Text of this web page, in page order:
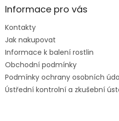
aInformace pro vás
Kontakty
Jak nakupovat
Informace k balení rostlin
Obchodní podmínky
Podmínky ochrany osobních
Ústřední kontrolní a zkušební